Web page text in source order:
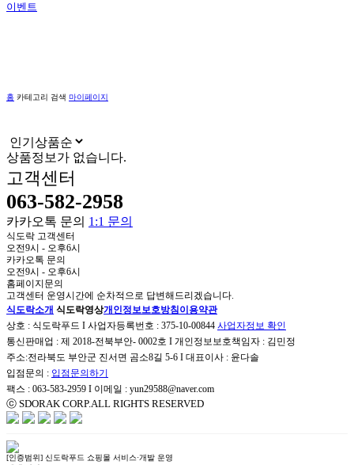
이벤트
홈 카테고리 검색 마이페이지
상품정보가 없습니다.
고객센터
063-582-2958
카카오톡 문의 1:1 문의
식도락 고객센터
오전9시 - 오후6시
카카오톡 문의
오전9시 - 오후6시
홈페이지문의
고객센터 운영시간에 순차적으로 답변해드리겠습니다.
식도락소개 식도락영상개인정보보호방침 이용약관
상호 : 식도락푸드 I 사업자등록번호 : 375-10-00844 사업자정보 확인
통신판매업 : 제 2018-전북부안- 0002호 I 개인정보보호책임자 : 김민정
주소:전라북도 부안군 진서면 곰소8길 5-6 I 대표이사 : 윤다솔
입점문의 : 입점문의하기
팩스 : 063-583-2959 I 이메일 : yun29588@naver.com
ⓒ SDORAK CORP.ALL RIGHTS RESERVED
[인증범위] 신도락푸드 쇼핑몰 서비스·개발 운영